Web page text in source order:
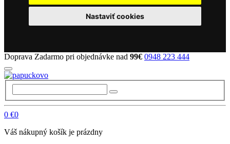
Nastaviť cookies
Doprava Zadarmo pri objednávke nad 99€ 0948 223 444
0 €0
Váš nákupný košík je prázdny